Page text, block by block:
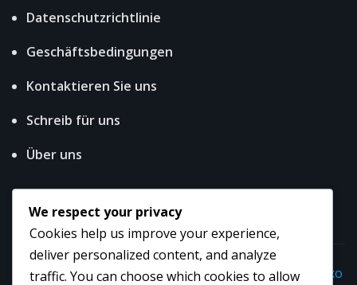
Datenschutzrichtlinie
Geschäftsbedingungen
Kontaktieren Sie uns
Schreib für uns
Über uns
Copyright © 2026 | Powered byWordPress|NewsExo
We respect your privacy
Cookies help us improve your experience,
deliver personalized content, and analyze
traffic. You can choose which cookies to allow